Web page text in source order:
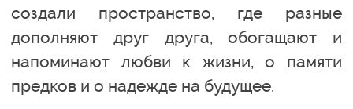
создали пространство, где разные
дополняют друг друга, обогащают и
напоминают любви к жизни, о памяти
предков и о надежде на будущее.